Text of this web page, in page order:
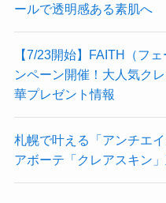
ールで透明感ある素肌へ
【7/23開始】FAITH（フ
ンペーン開催！大人気ク
華プレゼント情報
札幌で叶える「アンチエ
アボーテ「クレアスキン